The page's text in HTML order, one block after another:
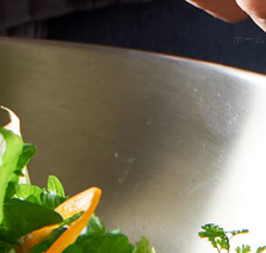
ホーム